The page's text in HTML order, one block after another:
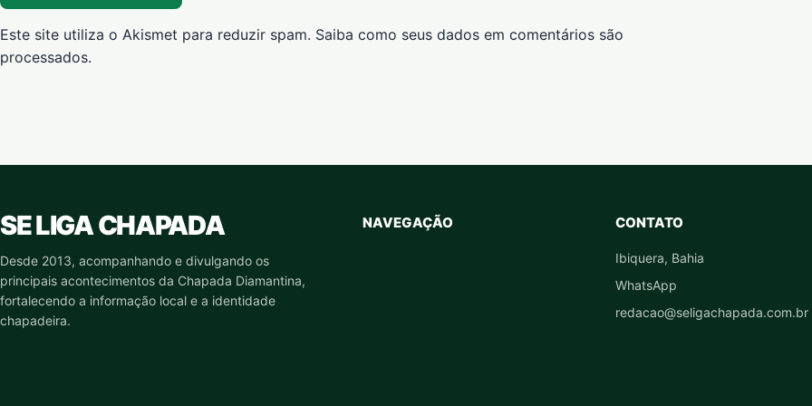
Este site utiliza o Akismet para reduzir spam. Saiba como seus dados em comentários são
processados.
SE LIGA CHAPADA
Desde 2013, acompanhando e divulgando os
principais acontecimentos da Chapada Diamantina,
fortalecendo a informação local e a identidade
chapadeira.
NAVEGAÇÃO CONTATO
Ibiquera, Bahia
WhatsApp
redacao@seligachapada.com.br